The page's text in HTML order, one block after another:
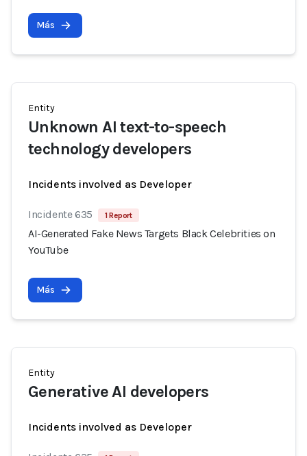
Más
Entity
Unknown AI text-to-speech
technology developers
Incidents involved as Developer
Incidente 635 1 Report
AI-Generated Fake News Targets Black Celebrities on
YouTube
Más
Entity
Generative AI developers
Incidents involved as Developer